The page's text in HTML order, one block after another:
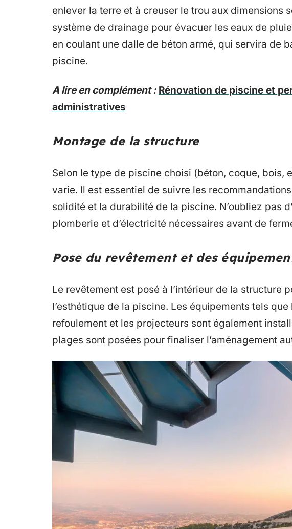
enlever la terre et à creuser le trou aux dimensions
système de drainage pour évacuer les eaux de
en coulant une dalle de béton armé, qui servira de
piscine.
A lire en complément : Rénovation de piscine et
administratives
Montage de la structure
Selon le type de piscine choisi (béton, coque, bois,
varie. Il est essentiel de suivre les
solidité et la durabilité de la piscine. N’oubliez pas
plomberie et d’électricité nécessaires avant de
Pose du revêtement et des
Le revêtement est posé à l’intérieur de la structure
l’esthétique de la piscine. Les équipements tels
refoulement et les projecteurs sont également
plages sont posées pour finaliser l’aménagement